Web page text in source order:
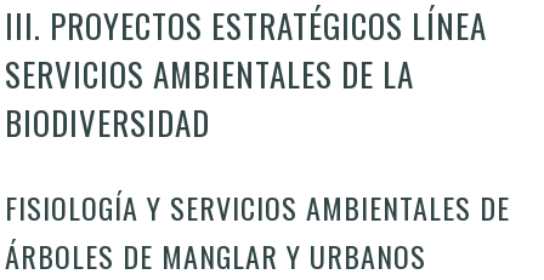
III. PROYECTOS ESTRATÉGICOS LÍNEA
SERVICIOS AMBIENTALES DE LA
BIODIVERSIDAD
FISIOLOGÍA Y SERVICIOS AMBIENTALES DE
ÁRBOLES DE MANGLAR Y URBANOS